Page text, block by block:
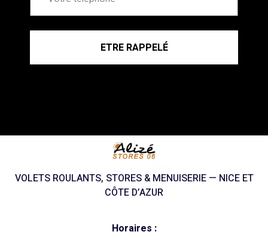
ETRE RAPPELÉ
VOLETS ROULANTS, STORES & MENUISERIE — NICE ET
CÔTE D’AZUR
Horaires :